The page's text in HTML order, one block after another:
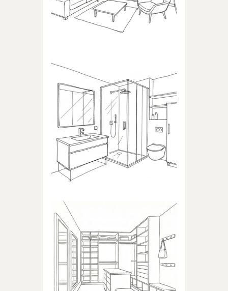
ŁAZIENKA
Produkty dedykowane do
łazienki
GARDEROBA
Produkty dedykowane do
garderoby